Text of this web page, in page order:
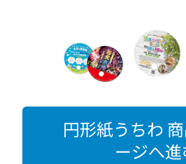
円形紙うちわ
ージへ進